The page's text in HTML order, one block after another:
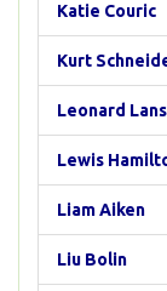
Katie Couric
Kurt
Leonard
Lewis
Liam Aiken
Liu Bolin